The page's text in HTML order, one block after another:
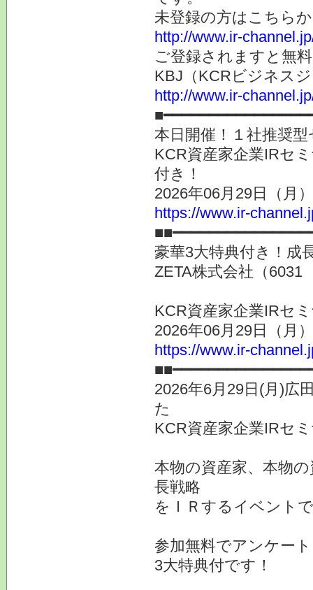
未登録の方はこちら
http://www.ir-
ご登録されますと無
KBJ（KCRビジネス
http://www.ir-
本日開催！１社推奨
KCR資産家企業IRセ
付き！
2026年06月29日（
https://www.ir-
豪華3大特典付き！成
ZETA株式会社（
KCR資産家企業IRセ
2026年06月29日（
https://www.ir-
2026年6月29日(月)広
た
KCR資産家企業IRセ
本物の資産家、本物
長戦略
をＩＲするイベント
参加無料でアンケー
3大特典付です！